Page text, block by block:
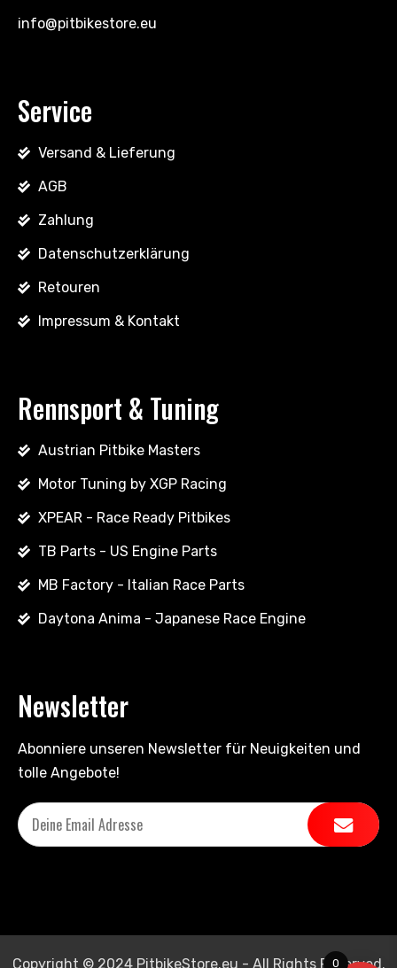
info@pitbikestore.eu
Service
Versand & Lieferung
AGB
Zahlung
Datenschutzerklärung
Retouren
Impressum & Kontakt
Rennsport & Tuning
Austrian Pitbike Masters
Motor Tuning by XGP Racing
XPEAR - Race Ready Pitbikes
TB Parts - US Engine Parts
MB Factory - Italian Race Parts
Daytona Anima - Japanese Race Engine
Newsletter
Abonniere unseren Newsletter für Neuigkeiten und
tolle Angebote!
Copyright © 2024 PitbikeStore.eu - All Rights Reserved.
0